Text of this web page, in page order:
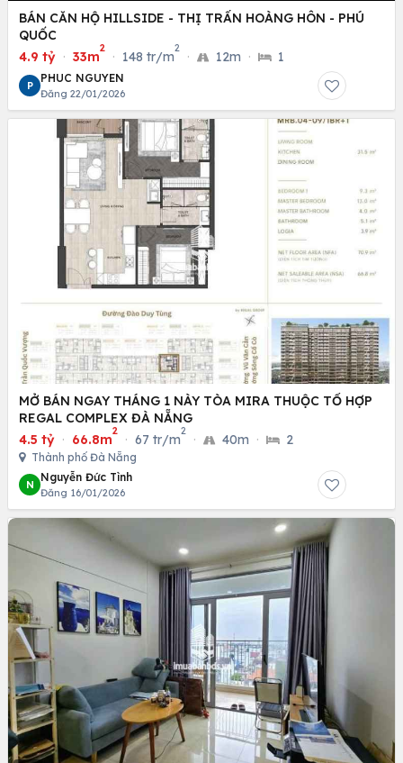
BÁN CĂN HỘ HILLSIDE - THỊ TRẤN HOÀNG HÔN - PHÚ
QUỐC
4.9 tỷ · 33m
2
· 148 tr/m
2
· 12m · 1
P
PHUC NGUYEN
Đăng 22/01/2026
MỞ BÁN NGAY THÁNG 1 NÀY TÒA MIRA THUỘC TỔ HỢP
REGAL COMPLEX ĐÀ NẴNG
4.5 tỷ · 66.8m
2
· 67 tr/m
2
· 40m · 2
Thành phố Đà Nẵng
N
Nguyễn Đức Tình
Đăng 16/01/2026